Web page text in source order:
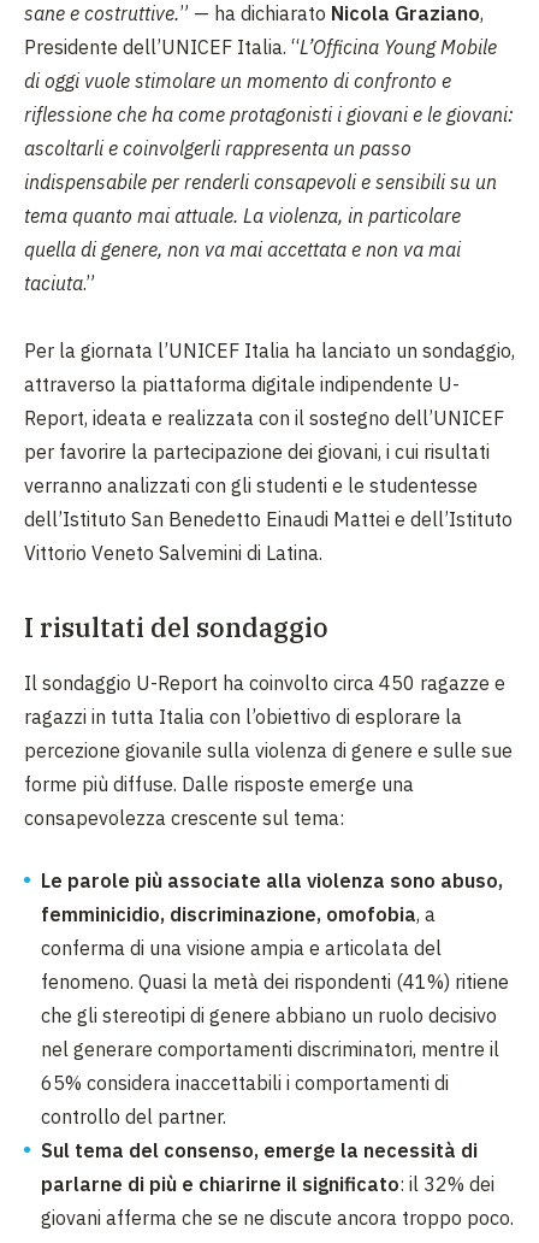
sane e costruttive.” — ha dichiarato Nicola Graziano,
Presidente dell’UNICEF Italia. “L’Officina Young Mobile
di oggi vuole stimolare un momento di confronto e
riflessione che ha come protagonisti i giovani e le giovani:
ascoltarli e coinvolgerli rappresenta un passo
indispensabile per renderli consapevoli e sensibili su un
tema quanto mai attuale. La violenza, in particolare
quella di genere, non va mai accettata e non va mai
taciuta.”
Per la giornata l’UNICEF Italia ha lanciato un sondaggio,
attraverso la piattaforma digitale indipendente U-
Report, ideata e realizzata con il sostegno dell’UNICEF
per favorire la partecipazione dei giovani, i cui risultati
verranno analizzati con gli studenti e le studentesse
dell’Istituto San Benedetto Einaudi Mattei e dell’Istituto
Vittorio Veneto Salvemini di Latina.
I risultati del sondaggio
Il sondaggio U-Report ha coinvolto circa 450 ragazze e
ragazzi in tutta Italia con l’obiettivo di esplorare la
percezione giovanile sulla violenza di genere e sulle sue
forme più diffuse. Dalle risposte emerge una
consapevolezza crescente sul tema:
Le parole più associate alla violenza sono abuso,
femminicidio, discriminazione, omofobia, a
conferma di una visione ampia e articolata del
fenomeno. Quasi la metà dei rispondenti (41%) ritiene
che gli stereotipi di genere abbiano un ruolo decisivo
nel generare comportamenti discriminatori, mentre il
65% considera inaccettabili i comportamenti di
controllo del partner.
Sul tema del consenso, emerge la necessità di
parlarne di più e chiarirne il significato: il 32% dei
giovani afferma che se ne discute ancora troppo poco.